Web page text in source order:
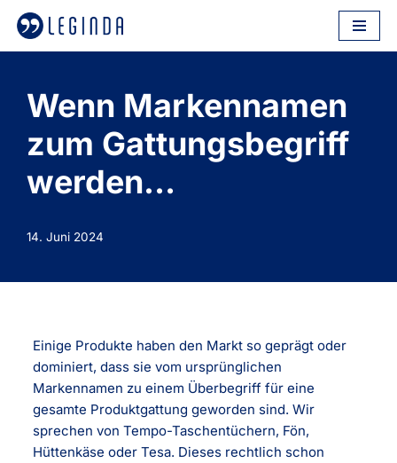
Zum
springen
Wenn Markennamen
zum Gattungsbegriff
werden…
14. Juni 2024
Einige Produkte haben den Markt so geprägt oder
dominiert, dass sie vom ursprünglichen
Markennamen zu einem Überbegriff für eine
gesamte Produktgattung geworden sind. Wir
sprechen von Tempo-Taschentüchern, Fön,
Hüttenkäse oder Tesa. Dieses rechtlich schon